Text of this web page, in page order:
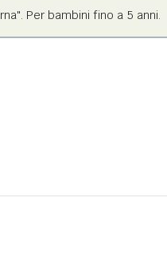
Per bambini fino a 5 anni.